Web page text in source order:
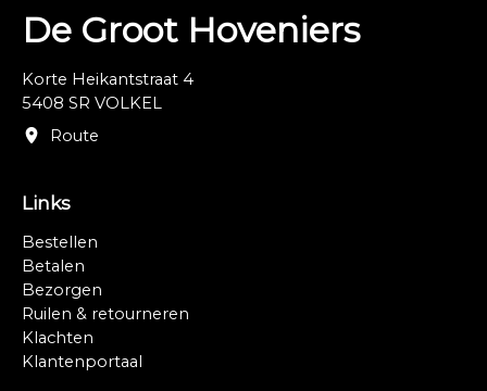
De Groot Hoveniers
Korte Heikantstraat 4
5408 SR VOLKEL
Route
Links
Bestellen
Betalen
Bezorgen
Ruilen & retourneren
Klachten
Klantenportaal